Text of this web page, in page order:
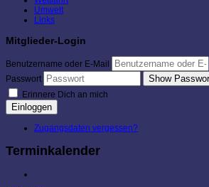
Umwelt
Links
Mitglieder-Login
Benutzername oder E-Mail
Passwort
Show
Erinnere Dich an mich
Einloggen
Zugangsdaten vergessen?
Terminkalender